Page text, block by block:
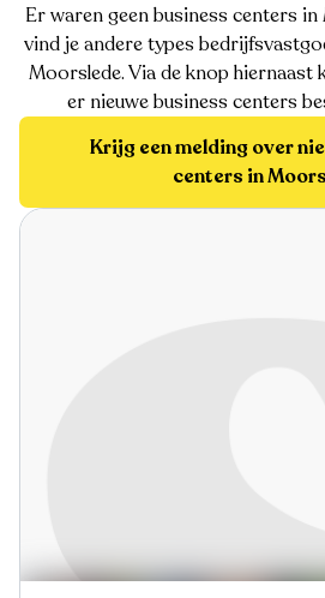
Er waren geen business centers
vind je andere types
Moorslede. Via de knop hiernaast
er nieuwe business centers
Krijg een melding over
centers in